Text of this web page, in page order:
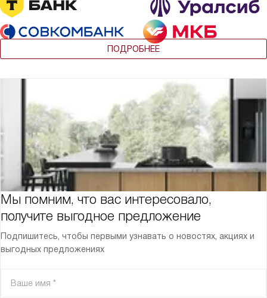
ПОДРОБНЕЕ
Мы помним, что вас интересовало,
получите выгодное предложение
Подпишитесь, чтобы первыми узнавать о новостях, акциях и
выгодных предложениях